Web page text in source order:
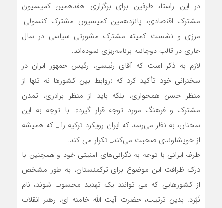
در این راستا، طرفین برای برگزاری هفدهمین کمیسیون
مشترک اقتصادی، پانزدهمین کمیسیون مشترک کنسولی-
مرزی و نشست کمیته مشترک مشورتی سیاسی در سال
جاری در قالب دوجانبه برنامه‌ریزی نموده‌اند.
لازم به ذکر است که آقای رئیسی، رئیس جمهور ایران در
سخنرانی خود تأکید کرد که «روابط بین کشورها نه تنها از
منظر حسن همجواری، بلکه باید از منظر برادری، تمدن
مشترک و فرهنگ مورد توجه قرار گیرد». با توجه به این
سخنان، به نظر می‌رسد که ایران رویکرد ترکیه را _ که همیشه
از خویشاوندی صحبت می‌کند_ تکرار می کند.
طرف ایرانی با توجه به نگرانی‌های امنیتی خود و همچنین با
درک ظرافت این موضوع برای ترکمنستان، به طور مشخص
از کشورهایی که می توانند یک تهدید محسوب شوند، نام
نَبُرد. بدین ترتیب، حضرت آیت الله خامنه ای، رهبر انقلاب